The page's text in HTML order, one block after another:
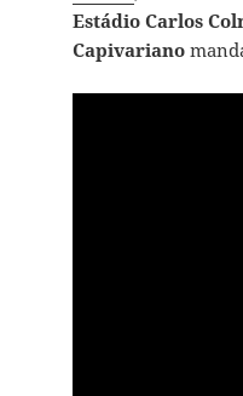
Estádio Carlos
Capivariano